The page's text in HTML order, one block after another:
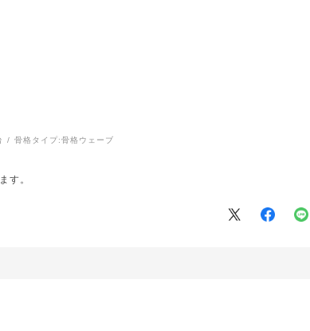
骨格タイプ:骨格ウェーブ
す。